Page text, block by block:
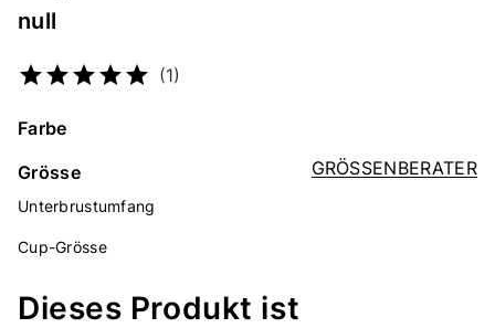
null
(1)
Farbe
GRÖSSENBERATER
Grösse
Unterbrustumfang
Cup-Grösse
Dieses Produkt ist